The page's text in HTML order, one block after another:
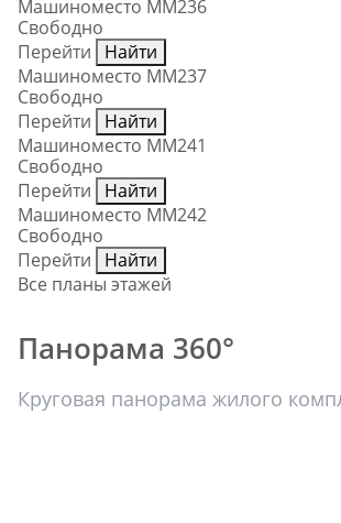
Машиноместо ММ236
Свободно
Перейти
Найти
Машиноместо ММ237
Свободно
Перейти
Найти
Машиноместо ММ241
Свободно
Перейти
Найти
Машиноместо ММ242
Свободно
Перейти
Найти
Все планы этажей
Панорама 360°
Круговая панорама жилого